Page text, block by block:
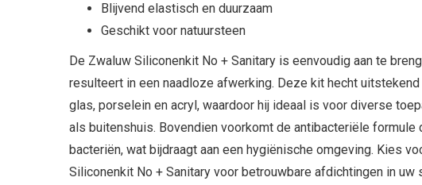
Blijvend elastisch en duurzaam
Geschikt voor natuursteen
De Zwaluw Siliconenkit No + Sanitary is eenvoudig aan te
resulteert in een naadloze afwerking. Deze kit hecht
glas, porselein en acryl, waardoor hij ideaal is voor diverse
als buitenshuis. Bovendien voorkomt de antibacteriële formule
bacteriën, wat bijdraagt aan een hygiënische omgeving. Kies
Siliconenkit No + Sanitary voor betrouwbare afdichtingen in uw